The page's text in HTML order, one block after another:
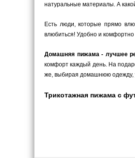
натуральные материалы. А
Есть люди, которые прямо
влюбиться! Удобно и комфортно
Домашняя пижама - лучшее
комфорт каждый день. На
же, выбирая домашнюю одежду,
Трикотажная пижама с